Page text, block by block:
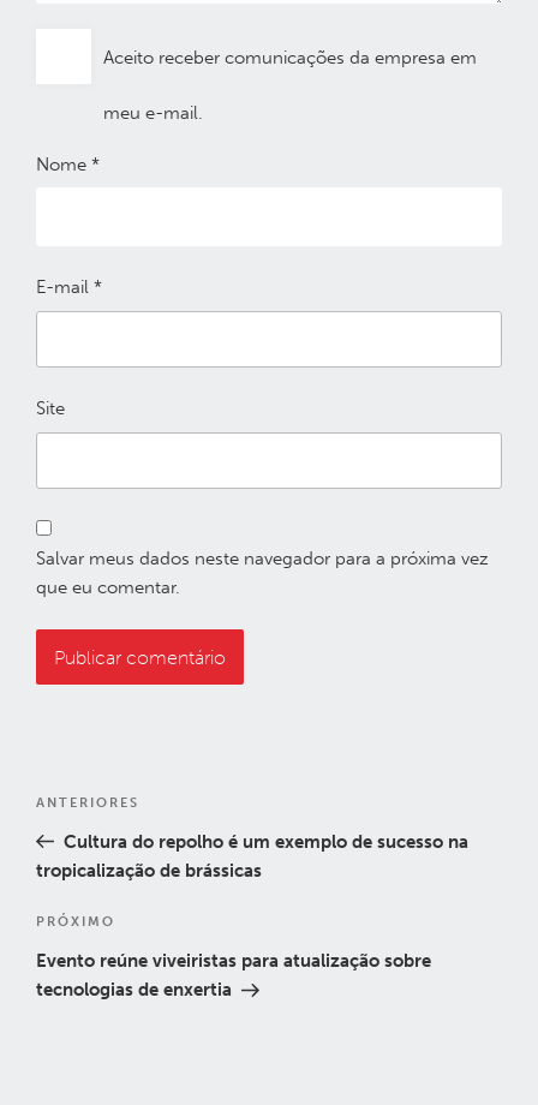
Aceito receber comunicações da empresa em
meu e-mail.
Nome *
E-mail *
Site
Salvar meus dados neste navegador para a próxima vez
que eu comentar.
Post
Post
anterior
ANTERIORES
Cultura do repolho é um exemplo de sucesso na
tropicalização de brássicas
Próximo
post
PRÓXIMO
Evento reúne viveiristas para atualização sobre
tecnologias de enxertia